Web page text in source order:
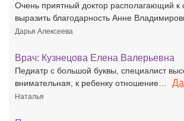
Очень приятный доктор располагающий к
выразить благодарность Анне
Дарья Алексеева
Врач: Кузнецова Елена Валерьевна
Педиатр с большой буквы, специалист
внимательная, к ребенку отношение…
Наталья